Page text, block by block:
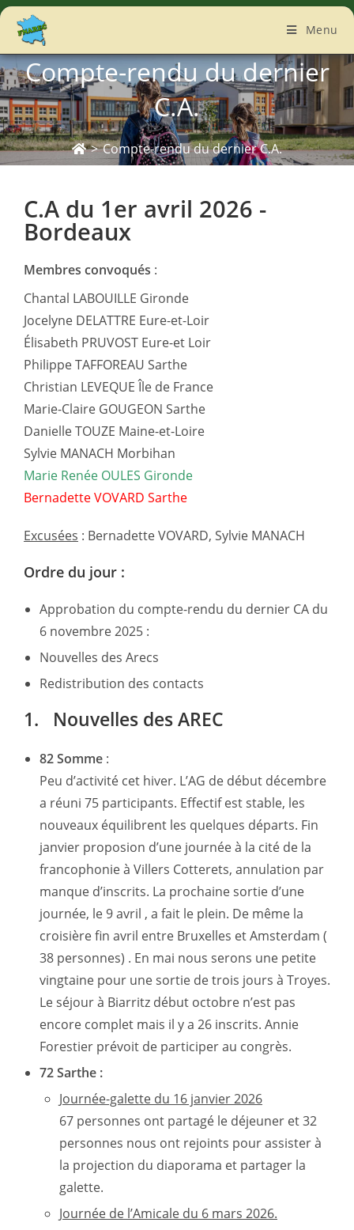
Menu
Compte-rendu du dernier
C.A.
> Compte-rendu du dernier C.A.
C.A du 1er avril 2026 -
Bordeaux
Membres convoqués :
Chantal LABOUILLE Gironde
Jocelyne DELATTRE Eure-et-Loir
Élisabeth PRUVOST Eure-et Loir
Philippe TAFFOREAU Sarthe
Christian LEVEQUE Île de France
Marie-Claire GOUGEON Sarthe
Danielle TOUZE Maine-et-Loire
Sylvie MANACH Morbihan
Marie Renée OULES Gironde
Bernadette VOVARD Sarthe
Excusées : Bernadette VOVARD, Sylvie MANACH
Ordre du jour :
Approbation du compte-rendu du dernier CA du
6 novembre 2025 :
Nouvelles des Arecs
Redistribution des contacts
1. Nouvelles des AREC
82 Somme :
Peu d’activité cet hiver. L’AG de début décembre
a réuni 75 participants. Effectif est stable, les
nouveaux équilibrent les quelques départs. Fin
janvier proposion d’une journée à la cité de la
francophonie à Villers Cotterets, annulation par
manque d’inscrits. La prochaine sortie d’une
journée, le 9 avril , a fait le plein. De même la
croisière fin avril entre Bruxelles et Amsterdam (
38 personnes) . En mai nous serons une petite
vingtaine pour une sortie de trois jours à Troyes.
Le séjour à Biarritz début octobre n’est pas
encore complet mais il y a 26 inscrits. Annie
Forestier prévoit de participer au congrès.
72 Sarthe :
Journée-galette du 16 janvier 2026
67 personnes ont partagé le déjeuner et 32
personnes nous ont rejoints pour assister à
la projection du diaporama et partager la
galette.
Journée de l’Amicale du 6 mars 2026.